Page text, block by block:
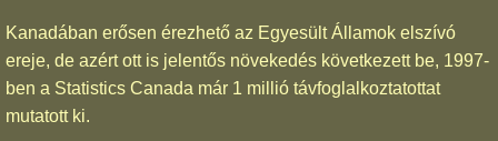
Kanadában erősen érezhető az Egyesült Államok elszívó
ereje, de azért ott is jelentős növekedés következett be, 1997-
ben a Statistics Canada már 1 millió távfoglalkoztatottat
mutatott ki.